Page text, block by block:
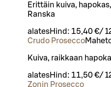
Erittäin kuiva,
Ranska
alatesHind: 15,40 €/
Crudo Prosecco
Kuiva, raikkaan
alatesHind: 11,50 €/
Zonin Prosecco